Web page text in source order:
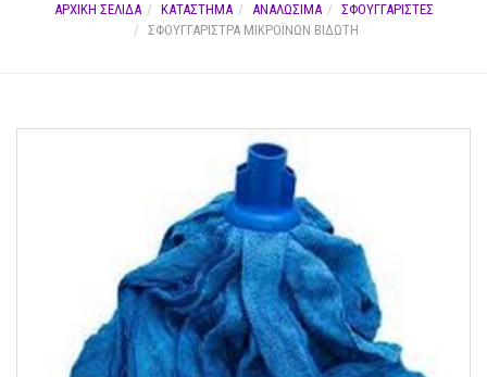
ΑΡΧΙΚΉ ΣΕΛΊΔΑ ΚΑΤΆΣΤΗΜΑ ΑΝΑΛΩΣΙΜΑ
ΣΦΟΥΓΓΑΡΙΣΤΕΣ
ΣΦΟΥΓΓΑΡΊΣΤΡΑ ΜΙΚΡΟΪΝΏΝ ΒΙΔΩΤΉ